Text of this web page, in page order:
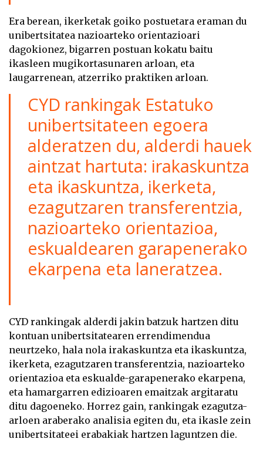
Era berean, ikerketak goiko postuetara eraman du
unibertsitatea nazioarteko orientazioari
dagokionez, bigarren postuan kokatu baitu
ikasleen mugikortasunaren arloan, eta
laugarrenean, atzerriko praktiken arloan.
CYD rankingak Estatuko
unibertsitateen egoera
alderatzen du, alderdi hauek
aintzat hartuta: irakaskuntza
eta ikaskuntza, ikerketa,
ezagutzaren transferentzia,
nazioarteko orientazioa,
eskualdearen garapenerako
ekarpena eta laneratzea.
CYD rankingak alderdi jakin batzuk hartzen ditu
kontuan unibertsitatearen errendimendua
neurtzeko, hala nola irakaskuntza eta ikaskuntza,
ikerketa, ezagutzaren transferentzia, nazioarteko
orientazioa eta eskualde-garapenerako ekarpena,
eta hamargarren edizioaren emaitzak argitaratu
ditu dagoeneko. Horrez gain, rankingak ezagutza-
arloen araberako analisia egiten du, eta ikasle zein
unibertsitateei erabakiak hartzen laguntzen die.